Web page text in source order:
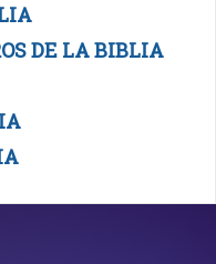
DE LA BIBLIA